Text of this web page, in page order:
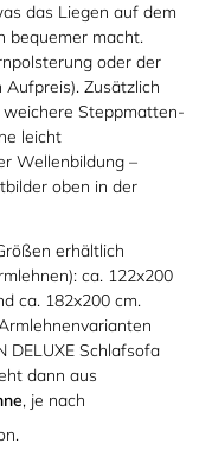
das Liegen auf dem
bequemer macht.
oder der
Zusätzlich
Steppmatten-
leicht
Wellenbildung –
oben in der
erhältlich
ca. 122x200
ca. 182x200 cm.
DELUXE Schlafsofa
dann aus
, je nach